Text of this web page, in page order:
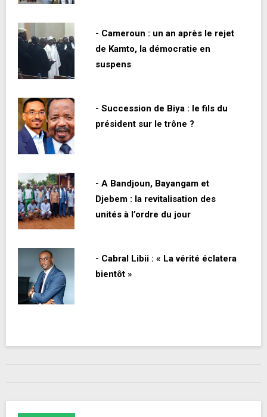
- Cameroun : un an après le rejet
de Kamto, la démocratie en
suspens
- Succession de Biya : le fils du
président sur le trône ?
- A Bandjoun, Bayangam et
Djebem : la revitalisation des
unités à l’ordre du jour
- Cabral Libii : « La vérité éclatera
bientôt »